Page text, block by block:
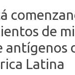
de
antígenos
Latina